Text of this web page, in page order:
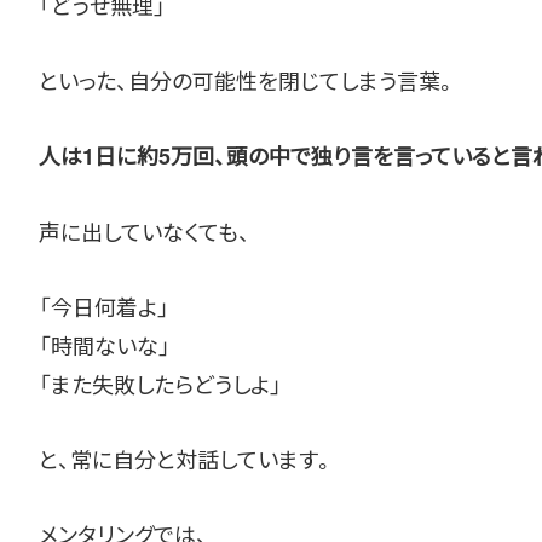
といった、自分の可能性を閉じてしまう言葉。
人は1日に約5万回、頭の中で独り言を言っていると言
声に出していなくても、
「今日何着よ」
「時間ないな」
「また失敗したらどうしよ」
と、常に自分と対話しています。
メンタリングでは、